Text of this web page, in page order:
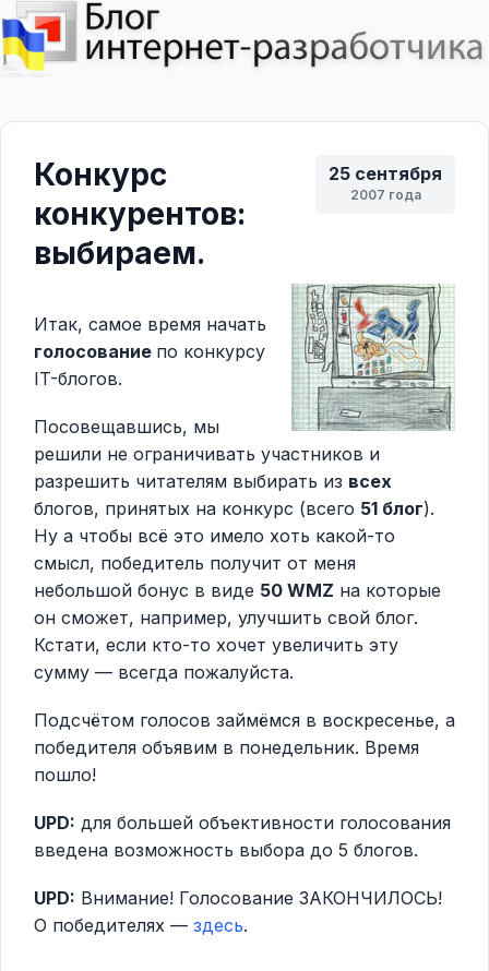
25 сентября
2007 года
Конкурс
конкурентов:
выбираем.
Итак, самое время начать
голосование по конкурсу
IT-блогов.
Посовещавшись, мы
решили не ограничивать участников и
разрешить читателям выбирать из всех
блогов, принятых на конкурс (всего 51 блог).
Ну а чтобы всё это имело хоть какой-то
смысл, победитель получит от меня
небольшой бонус в виде 50 WMZ на которые
он сможет, например, улучшить свой блог.
Кстати, если кто-то хочет увеличить эту
сумму — всегда пожалуйста.
Подсчётом голосов займёмся в воскресенье, а
победителя объявим в понедельник. Время
пошло!
UPD: для большей объективности голосования
введена возможность выбора до 5 блогов.
UPD: Внимание! Голосование ЗАКОНЧИЛОСЬ!
О победителях — здесь.